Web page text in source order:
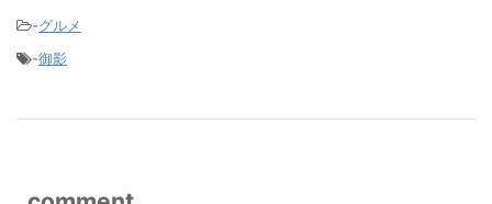
-グルメ
-御影